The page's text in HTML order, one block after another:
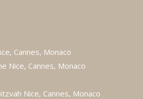
Cannes, Monaco
Nice, Cannes, Monaco
Nice, Cannes, Monaco